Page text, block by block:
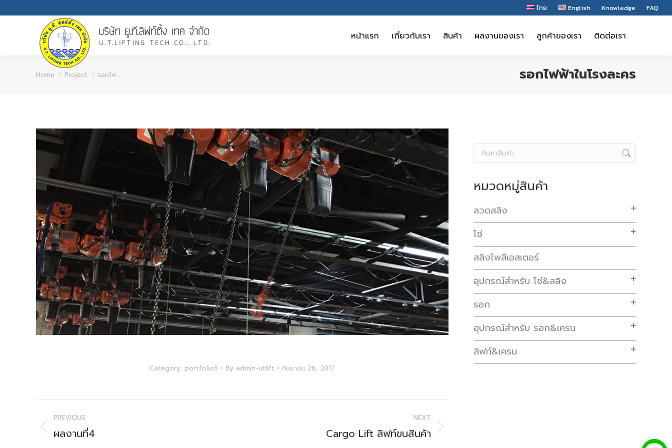
ไทย English Knowledge FAQ
หน้าแรก เกี่ยวกับเรา สินค้า ผลงานของเรา ลูกค้าของเรา ติดต่อเรา
You are here:
Home Project รอกไฟ… รอกไฟฟ้าในโรงละคร
Category: portfolio5 By admin-utlift กันยายน 26, 2017
Project
navigation
PREVIOUS
Previous
ผลงานที่4
NEXT
Cargo Lift ลิฟท์ขนสินค้า
หมวดหมู่สินค้า
ลวดสลิง
โซ่
สลิงโพลีเอสเตอร์
อุปกรณ์สำหรับ โซ่&สลิง
รอก
อุปกรณ์สำหรับ รอก&เครน
ลิฟท์&เครน